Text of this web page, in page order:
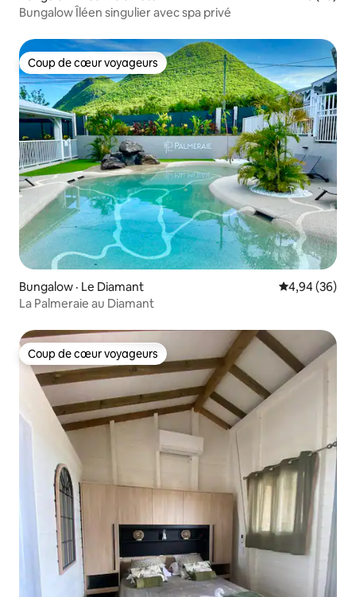
Bungalow Îléen singulier avec spa privé
Coup de cœur voyageurs
Coup de cœur voyageurs
Bungalow · Le Diamant Note
4,94 (36)
La Palmeraie au Diamant
Coup de cœur voyageurs
Coup de cœur voyageurs